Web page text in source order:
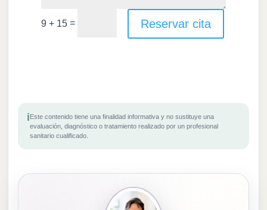
9 + 15= Reservar cita
iEste contenido tiene una finalidad informativa y no sustituye una
evaluación, diagnóstico o tratamiento realizado por un profesional
sanitario cualificado.